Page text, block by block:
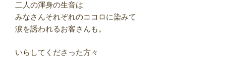
二人の渾身の生音は
みなさんそれぞれのココロに染みて
涙を誘われるお客さんも。
いらしてくださった方々